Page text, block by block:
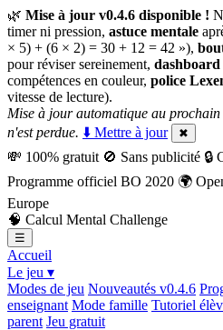
🌿 Mise à jour v0.4.6 disponible !
timer ni pression, astuce mentale
× 5) + (6 × 2) = 30 + 12 = 42 »),
pour réviser sereinement,
compétences en couleur, police
vitesse de lecture).
Mise à jour automatique au
n'est perdue. ⬇️ Mettre à jour ✖
💸 100% gratuit 🚫 Sans publicité 🔒
Programme officiel BO 2020 🌍
Europe
🧠 Calcul Mental Challenge
☰
Accueil
Le jeu ▾
Modes de jeu Nouveautés v0.4.6
enseignant Mode famille Tutoriel
parent Jeu gratuit